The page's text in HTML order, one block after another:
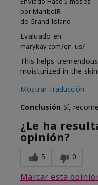
por MaribelR
de Grand Island
Evaluado en
marykay.com/en-us/
This helps
moisturized in the
Mostrar Traducción
Conclusión Sí,
¿Le ha
opinión?
5 0
Marcar esta